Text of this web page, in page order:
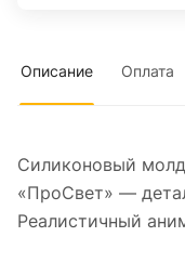
Описание Оплата
Силиконовый
«ПроСвет» —
Реалистичный